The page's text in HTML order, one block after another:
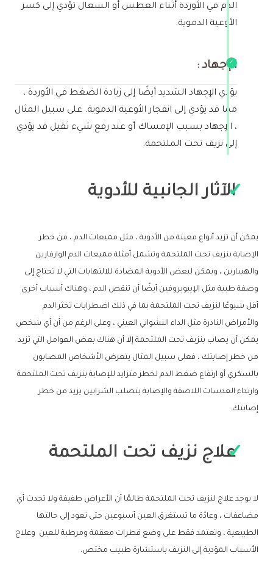
الدم في الأوردة أثناء العطس أو السعال تؤدي إلى كسر
الأوعية الدموية.
الإجهاد :
يؤدي الإجهاد الشديد أيضًا إلى زيادة الضغط في الأوردة ،
مما قد يؤدي إلى انفجار الأوعية الدموية. على سبيل المثال
، الإجهاد بسبب الإمساك أو عند رفع شيء ثقيل قد يؤدي
إلى نزيف تحت الملتحمة.
الآثار الجانبية للأدوية
يمكن أن تزيد أنواع معينة من الأدوية ، مثل مميعات الدم ، من خطر
الإصابة بنزيف تحت الملتحمة وتشمل أمثلة مميعات الدم الوارفارين
والهيبارين ، ويمكن لبعض الأدوية المضادة للالتهابات التي لا تحتاج إلى
وصفة طبية مثل الإيبوبروفين أيضًا أن تنقص الدم ، وهناك أسباب أخرى
أقل شيوعًا لنزيف تحت الملتحمة بما في ذلك اضطرابات تخثر الدم
والأمراض النادرة مثل الداء النشواني العيني ، وعلى الرغم من أن أي شخص
يمكن أن يصاب بنزيف تحت الملتحمة إلا أن هناك بعض العوامل التي تزيد
من خطر إصابتك ، فعلى سبيل المثال يتعرض الأشخاص المصابون
بالسكري أو ارتفاع ضغط الدم لخطر متزايد للإصابة بنزيف تحت الملتحمة
وارتداء العدسات اللاصقة والإصابة بتصلب الشرايين يزيد من خطر
إصابتك.
علاج نزيف تحت الملتحمة
لا يوجد علاج لنزيف تحت الملتحمة طالمًا أن الأعراض طفيفة ولا تحدث أي
مضاعفات ، وعادًة ما تستغرق العين أسبوعين حتى تعود إلى حالتها
الطبيعية ، وتعتمد فقط على وضع قطرات معقمة ومرطبة للعين وعلاج
الأسباب المؤدية إلى النزيف باستشارة طبيب مختص.